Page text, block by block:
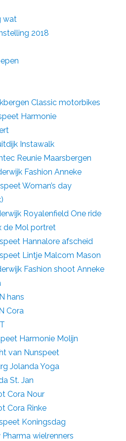
wat
2018
Classic motorbikes
Harmonie
Instawalk
Reunie Maarsbergen
Fashion Anneke
Woman’s day
Royalenfield One ride
de Mol portret
Hannalore afscheid
Lintje Malcom Mason
Fashion shoot Anneke
hans
Cora
Harmonie Molijn
van Nunspeet
Jolanda Yoga
St. Jan
Cora Nour
Cora Rinke
Koningsdag
wielrenners